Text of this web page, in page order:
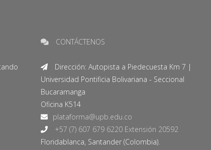
CONTÁCTENOS
Dirección: Autopista a Piedecuesta Km 7 |
Universidad Pontificia Bolivariana - Seccional
Bucaramanga
Oficina K514
+57 (7) 607 679 6220 Extensión 20592
Floridablanca, Santander (Colombia).